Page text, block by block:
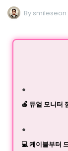
By smileseon
🍎 듀얼 모니터
💻 케이블부터